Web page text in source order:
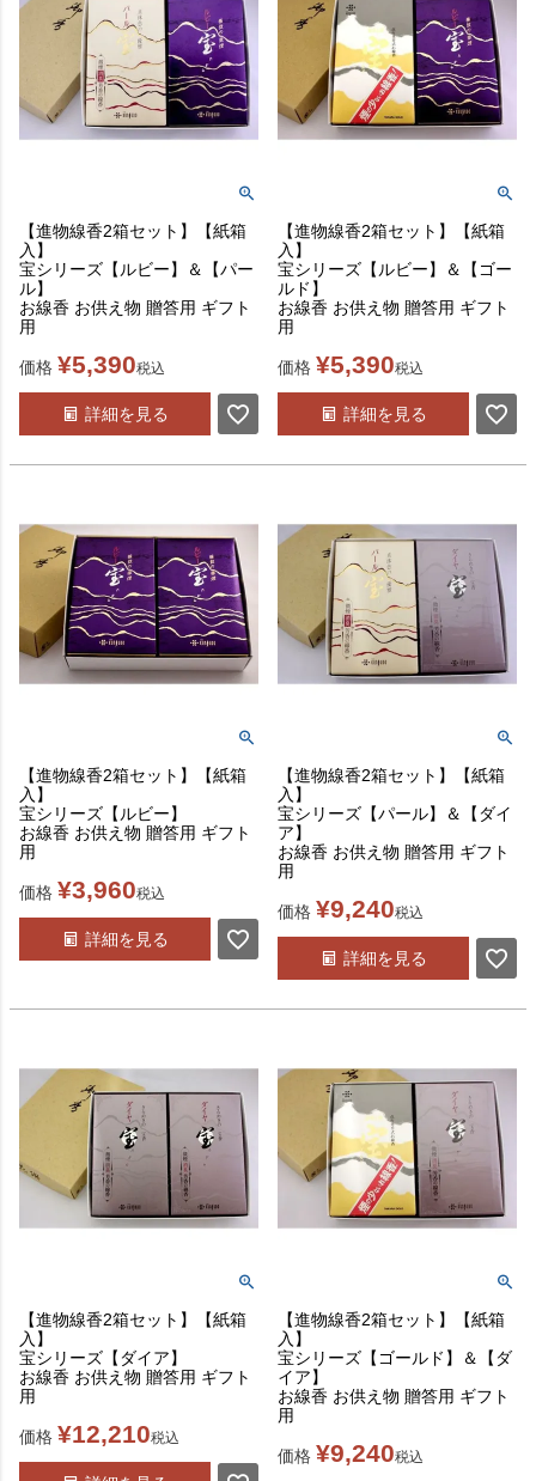
【進物線香2箱セット】【紙箱
入】
宝シリーズ【ルビー】＆【パー
ル】
お線香 お供え物 贈答用 ギフト
用
価格 ¥5,390税込
詳細を見る
【進物線香2箱セット】【紙箱
入】
宝シリーズ【ルビー】＆【ゴー
ルド】
お線香 お供え物 贈答用 ギフト
用
価格 ¥5,390税込
詳細を見る
【進物線香2箱セット】【紙箱
入】
宝シリーズ【ルビー】
お線香 お供え物 贈答用 ギフト
用
価格 ¥3,960税込
詳細を見る
【進物線香2箱セット】【紙箱
入】
宝シリーズ【パール】＆【ダイ
ア】
お線香 お供え物 贈答用 ギフト
用
価格 ¥9,240税込
詳細を見る
【進物線香2箱セット】【紙箱
入】
宝シリーズ【ダイア】
お線香 お供え物 贈答用 ギフト
用
価格 ¥12,210税込
【進物線香2箱セット】【紙箱
入】
宝シリーズ【ゴールド】＆【ダ
イア】
お線香 お供え物 贈答用 ギフト
用
価格 ¥9,240税込